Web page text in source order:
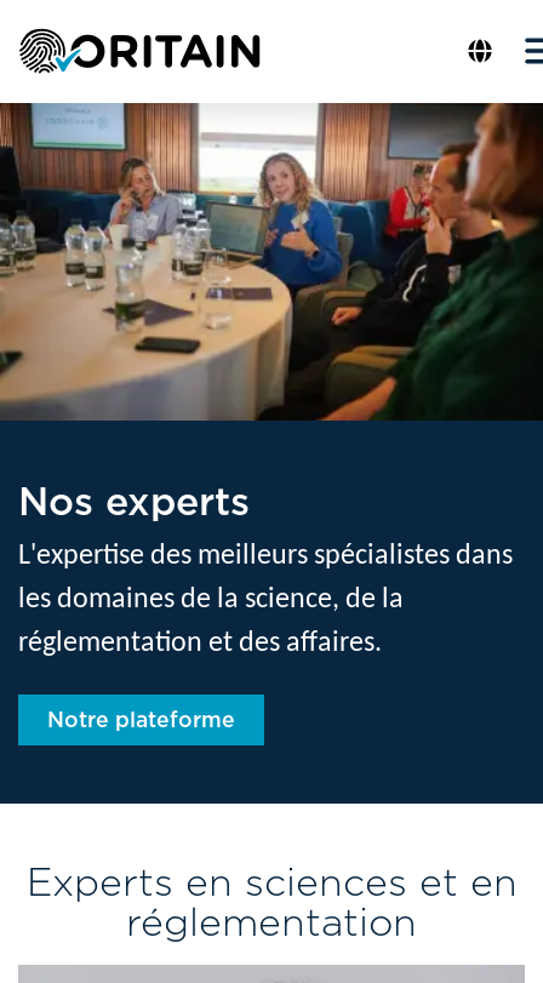
Nos experts
L'expertise des meilleurs spécialistes dans
les domaines de la science, de la
réglementation et des affaires.
Notre plateforme
Experts en sciences et en
réglementation